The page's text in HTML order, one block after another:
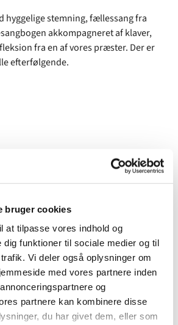
bruger cookies
at tilpasse vores indhold og
dig funktioner til sociale medier og til
Vi deler også oplysninger om
med vores partnere inden
og
partnere kan kombinere disse
du har givet dem, eller som
hyggelige stemning, fællessang fra
akkompagneret af klaver,
fra en af vores præster. Der er
efterfølgende.